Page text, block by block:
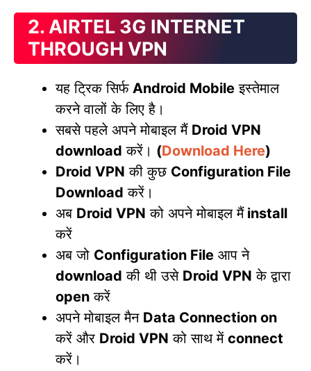
2. AIRTEL 3G INTERNET
THROUGH VPN
यह ट्रिक सिर्फ Android Mobile इस्तेमाल
करने वालों के लिए है।
सबसे पहले अपने मोबाइल मैं Droid VPN
download करें। (Download Here)
Droid VPN की कुछ Configuration File
Download करें।
अब Droid VPN को अपने मोबाइल मैंinstall
करें
अब जो Configuration File आप ने
download की थी उसे Droid VPN के द्वारा
open करें
अपने मोबाइल मैन Data Connection on
करें और Droid VPN को साथ में connect
करें।